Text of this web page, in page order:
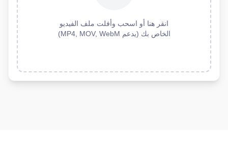
انقر هنا أو اسحب وأفلت ملف الفيديو
الخاص بك (يدعم MP4, MOV, WebM)